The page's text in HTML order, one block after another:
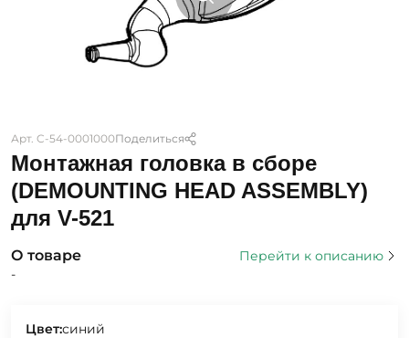
Арт. C-54-0001000Поделиться
Монтажная головка в сборе
(DEMOUNTING HEAD ASSEMBLY)
для V-521
О товаре
Перейти к описанию
-
Цвет:синий